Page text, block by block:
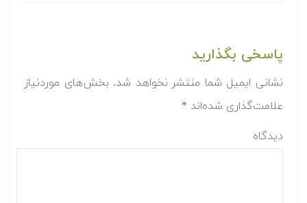
پاسخی بگذارید
نشانی ایمیل شما منتشر نخواهد شد. بخش‌های موردنیاز
علامت‌گذاری شده‌اند *
دیدگاه